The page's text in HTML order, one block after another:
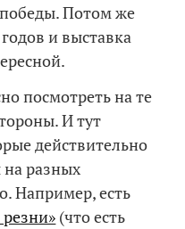
Потом же
и выставка
посмотреть на те
И тут
действительно
разных
Например, есть
(что есть